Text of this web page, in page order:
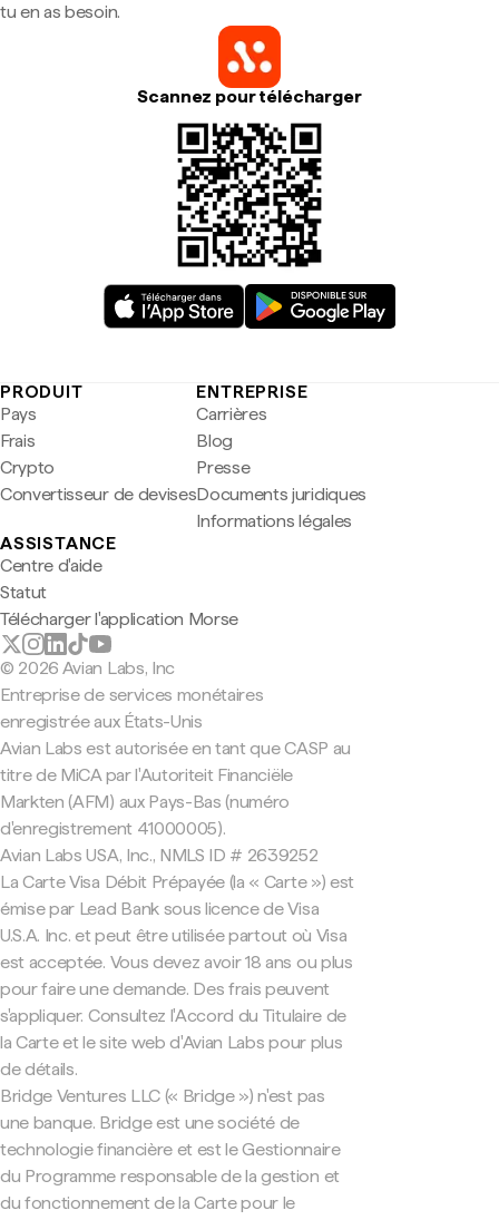
tu en as besoin.
Scannez pour télécharger
PRODUIT
Pays
Frais
Crypto
Convertisseur de devises
ENTREPRISE
Carrières
Blog
Presse
Documents juridiques
Informations légales
ASSISTANCE
Centre d'aide
Statut
Télécharger l'application Morse
© 2026 Avian Labs, Inc
Entreprise de services monétaires
enregistrée aux États-Unis
Avian Labs est autorisée en tant que CASP au
titre de MiCA par l'Autoriteit Financiële
Markten (AFM) aux Pays-Bas (numéro
d'enregistrement 41000005).
Avian Labs USA, Inc., NMLS ID # 2639252
La Carte Visa Débit Prépayée (la « Carte ») est
émise par Lead Bank sous licence de Visa
U.S.A. Inc. et peut être utilisée partout où Visa
est acceptée. Vous devez avoir 18 ans ou plus
pour faire une demande. Des frais peuvent
s'appliquer. Consultez l'Accord du Titulaire de
la Carte et le site web d'Avian Labs pour plus
de détails.
Bridge Ventures LLC (« Bridge ») n'est pas
une banque. Bridge est une société de
technologie financière et est le Gestionnaire
du Programme responsable de la gestion et
du fonctionnement de la Carte pour le